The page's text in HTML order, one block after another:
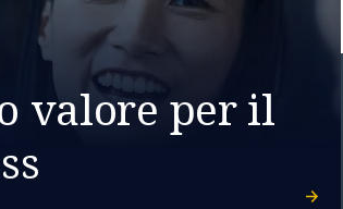
valore per il